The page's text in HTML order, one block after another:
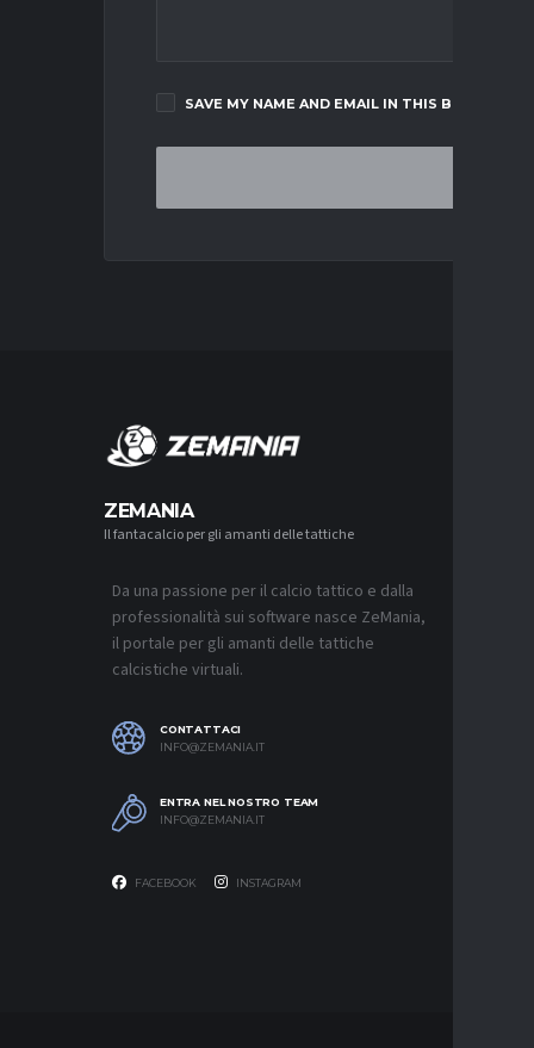
SAVE MY NAME AND EMAIL IN THIS BROWSER
ZEMANIA
Il fantacalcio per gli amanti delle tattiche
Da una passione per il calcio tattico e dalla
professionalità sui software nasce ZeMania,
il portale per gli amanti delle tattiche
calcistiche virtuali.
CONTATTACI
INFO@ZEMANIA.IT
ENTRA NEL NOSTRO TEAM
INFO@ZEMANIA.IT
FACEBOOK INSTAGRAM